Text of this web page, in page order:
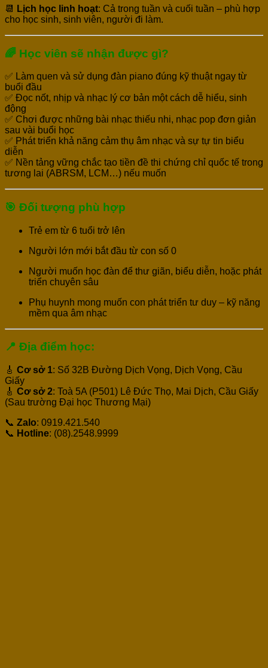
📆
Lịch học linh hoạt: Cả trong tuần và cuối tuần – phù hợp
cho học sinh, sinh viên, người đi làm.
🌈 Học viên sẽ nhận được gì?
✅ Làm quen và sử dụng đàn piano đúng kỹ thuật ngay từ
buổi đầu
✅ Đọc nốt, nhịp và nhạc lý cơ bản một cách dễ hiểu, sinh
động
✅ Chơi được những bài nhạc thiếu nhi, nhạc pop đơn giản
sau vài buổi học
✅ Phát triển khả năng cảm thụ âm nhạc và sự tự tin biểu
diễn
✅ Nền tảng vững chắc tạo tiền đề thi chứng chỉ quốc tế trong
tương lai (ABRSM, LCM…) nếu muốn
🎯 Đối tượng phù hợp
Trẻ em từ 6 tuổi trở lên
Người lớn mới bắt đầu từ con số 0
Người muốn học đàn để thư giãn, biểu diễn, hoặc phát
triển chuyên sâu
Phụ huynh mong muốn con phát triển tư duy – kỹ năng
mềm qua âm nhạc
📍 Địa điểm học:
🎸 Cơ sở 1: Số 32B Đường Dịch Vọng, Dịch Vọng, Cầu
Giấy
🎸 Cơ sở 2: Toà 5A (P501) Lê Đức Thọ, Mai Dịch, Cầu Giấy
(Sau trường Đại học Thương Mại)
📞 Zalo: 0919.421.540
📞 Hotline: (08).2548.9999